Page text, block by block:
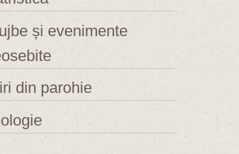
și evenimente
din parohie